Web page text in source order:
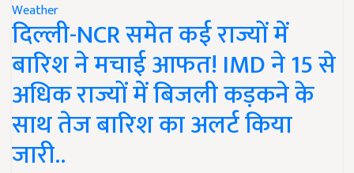
Weather
दिल्ली-NCR समेत कई राज्यों में
बारिश ने मचाई आफत! IMD ने 15 से
अधिक राज्यों में बिजली कड़कने के
साथ तेज बारिश का अलर्ट किया
जारी..